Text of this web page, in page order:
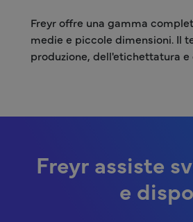
Freyr offre una gamma
medie e piccole dimensioni. Il
produzione, dell'etichettatura
Freyr assiste
e